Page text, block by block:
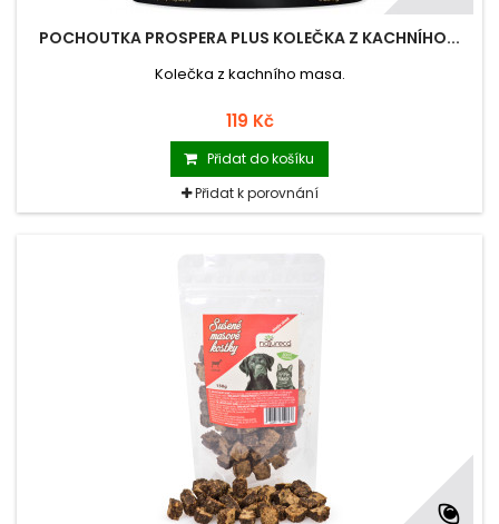
POCHOUTKA PROSPERA PLUS KOLEČKA Z KACHNÍHO...
Kolečka z kachního masa.
119 Kč
Přidat do košíku
Přidat k porovnání